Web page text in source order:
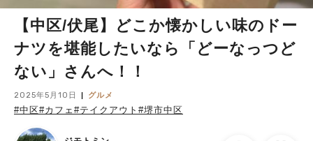
【中区/伏尾】どこか懐かしい味のドー
ナツを堪能したいなら「どーなっつど
ない」さんへ！！
2025年5月10日 グルメ
#中区#カフェ #テイクアウト #堺市中区